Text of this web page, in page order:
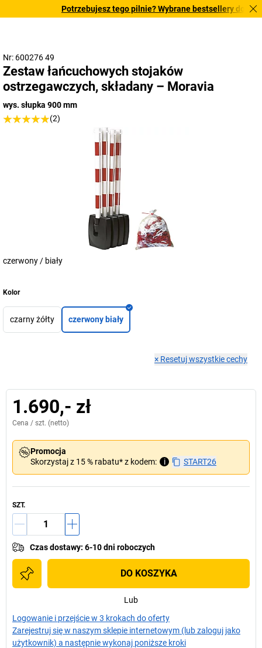
Potrzebujesz tego pilnie? Wybrane bestsellery
Nr: 600276 49
Zestaw łańcuchowych stojaków
ostrzegawczych, składany – Moravia
wys. słupka 900 mm
(2)
czerwony / biały
Kolor
czarny żółty czerwony biały
× Resetuj wszystkie cechy
1.690,- zł
Cena / szt. (netto)
Promocja
Skorzystaj z 15 % rabatu* z kodem:
i START26
SZT.
Czas dostawy: 6-10 dni roboczych
DO KOSZYKA
Lub
Logowanie i przejście w 3 krokach do oferty
Zarejestruj się w naszym sklepie internetowym (lub zaloguj jako
użytkownik) a następnie wykonaj poniższe kroki